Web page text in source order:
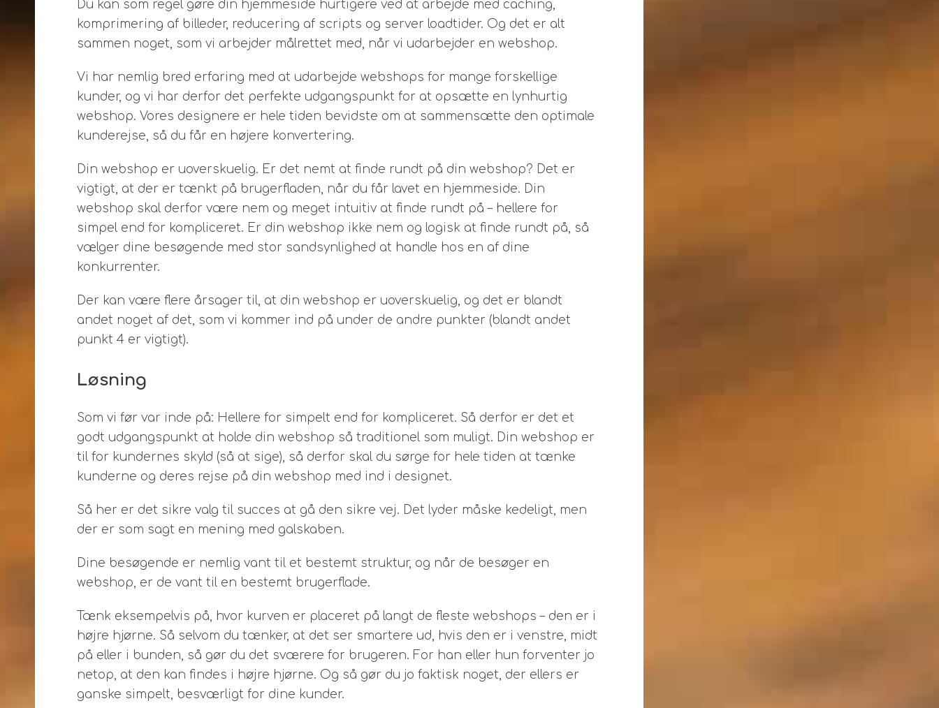
Du kan som regel gøre din hjemmeside hurtigere ved at arbejde med caching,
komprimering af billeder, reducering af scripts og server loadtider. Og det er alt
sammen noget, som vi arbejder målrettet med, når vi udarbejder en webshop.
Vi har nemlig bred erfaring med at udarbejde webshops for mange forskellige
kunder, og vi har derfor det perfekte udgangspunkt for at opsætte en lynhurtig
webshop. Vores designere er hele tiden bevidste om at sammensætte den optimale
kunderejse, så du får en højere konvertering.
Din webshop er uoverskuelig. Er det nemt at finde rundt på din webshop? Det er
vigtigt, at der er tænkt på brugerfladen, når du får lavet en hjemmeside. Din
webshop skal derfor være nem og meget intuitiv at finde rundt på – hellere for
simpel end for kompliceret. Er din webshop ikke nem og logisk at finde rundt på, så
vælger dine besøgende med stor sandsynlighed at handle hos en af dine
konkurrenter.
Der kan være flere årsager til, at din webshop er uoverskuelig, og det er blandt
andet noget af det, som vi kommer ind på under de andre punkter (blandt andet
punkt 4 er vigtigt).
Løsning
Som vi før var inde på: Hellere for simpelt end for kompliceret. Så derfor er det et
godt udgangspunkt at holde din webshop så traditionel som muligt. Din webshop er
til for kundernes skyld (så at sige), så derfor skal du sørge for hele tiden at tænke
kunderne og deres rejse på din webshop med ind i designet.
Så her er det sikre valg til succes at gå den sikre vej. Det lyder måske kedeligt, men
der er som sagt en mening med galskaben.
Dine besøgende er nemlig vant til et bestemt struktur, og når de besøger en
webshop, er de vant til en bestemt brugerflade.
Tænk eksempelvis på, hvor kurven er placeret på langt de fleste webshops – den er i
højre hjørne. Så selvom du tænker, at det ser smartere ud, hvis den er i venstre, midt
på eller i bunden, så gør du det sværere for brugeren. For han eller hun forventer jo
netop, at den kan findes i højre hjørne. Og så gør du jo faktisk noget, der ellers er
ganske simpelt, besværligt for dine kunder.